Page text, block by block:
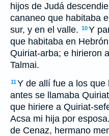
hijos de Judá
cananeo que habitaba
sur, y en el valle. 10Y
que habitaba en
Quiriat-arba; e hirieron
Talmai.
11Y de allí fue a los que
antes se llamaba
que hiriere a Quiriat-
Acsa mi hija por esposa.
de Cenaz, hermano